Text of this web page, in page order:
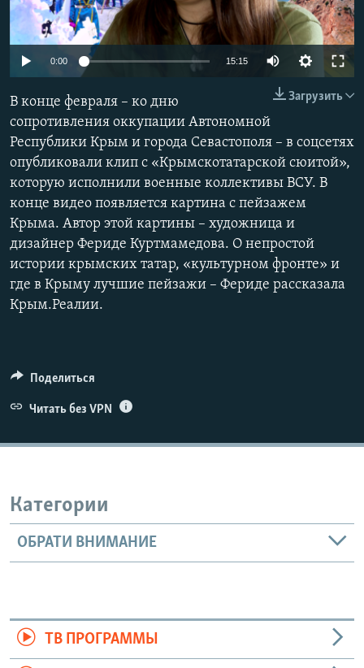
ПОБЕДИТЕЛЕЙ НЕ СУДЯТ?
КРЫМ.НЕПОКОРЕННЫЙ
УКРАИНСКАЯ ПРОБЛЕМА КРЫМА
ПРИСОЕДИНЯЙТЕСЬ!
Все сайты RFE/RL
240p
0:00 15:15
240p
480p
1080p
Загрузить
В конце февраля – ко дню
сопротивления оккупации Автономной
Республики Крым и города Севастополя – в соцсетях
опубликовали клип с «Крымскотатарской сюитой»,
которую исполнили военные коллективы ВСУ. В
конце видео появляется картина с пейзажем
Крыма. Автор этой картины – художница и
дизайнер Фериде Куртмамедова. О непростой
истории крымских татар, «культурном фронте» и
где в Крыму лучшие пейзажи – Фериде рассказала
Крым.Реалии.
Поделиться
Читать без VPN
Категории
ОБРАТИ ВНИМАНИЕ
ТВ ПРОГРАММЫ